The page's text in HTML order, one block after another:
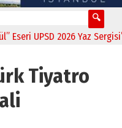
UPSD 2026 Yaz
Tiyatro